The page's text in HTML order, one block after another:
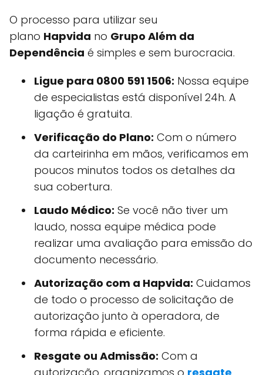
O processo para utilizar seu
plano Hapvida no Grupo Além da
Dependência é simples e sem burocracia.
Ligue para 0800 591 1506: Nossa equipe
de especialistas está disponível 24h. A
ligação é gratuita.
Verificação do Plano: Com o número
da carteirinha em mãos, verificamos em
poucos minutos todos os detalhes da
sua cobertura.
Laudo Médico: Se você não tiver um
laudo, nossa equipe médica pode
realizar uma avaliação para emissão do
documento necessário.
Autorização com a Hapvida: Cuidamos
de todo o processo de solicitação de
autorização junto à operadora, de
forma rápida e eficiente.
Resgate ou Admissão: Com a